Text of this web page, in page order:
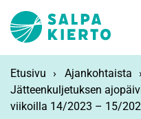
Etusivu
Ajankohtaista
Jätteenkuljetuksen
viikoilla 14/2023 – 15/